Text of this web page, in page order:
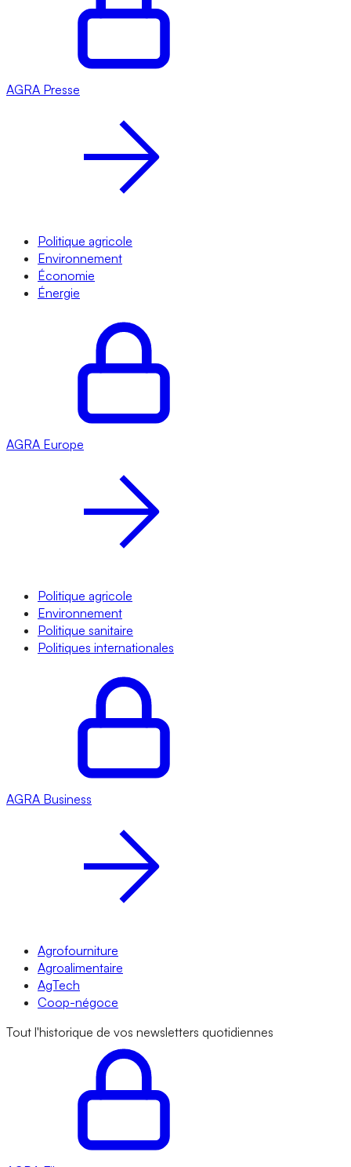
AGRA Presse
Politique agricole
Environnement
Économie
Énergie
AGRA Europe
Politique agricole
Environnement
Politique sanitaire
Politiques internationales
AGRA Business
Agrofourniture
Agroalimentaire
AgTech
Coop-négoce
Tout l'historique de vos newsletters quotidiennes